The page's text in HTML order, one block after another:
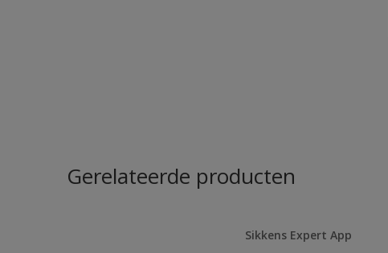
Gerelateerde producten
Sikkens Expert App